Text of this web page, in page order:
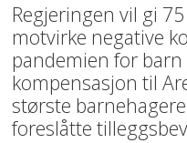
Regjeringen vil gi
motvirke negative
pandemien for
kompensasjon til
største
foreslåtte